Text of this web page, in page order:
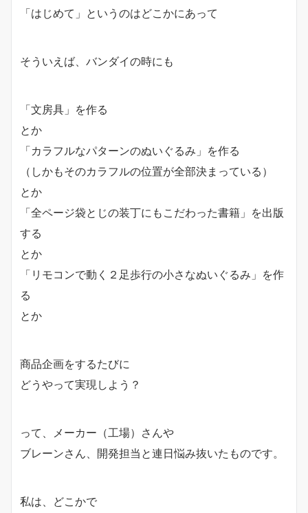
「はじめて」というのはどこかにあって
そういえば、バンダイの時にも
「文房具」を作る
とか
「カラフルなパターンのぬいぐるみ」を作る
（しかもそのカラフルの位置が全部決まっている）
とか
「全ページ袋とじの装丁にもこだわった書籍」を出版
する
とか
「リモコンで動く２足歩行の小さなぬいぐるみ」を作
る
とか
商品企画をするたびに
どうやって実現しよう？
って、メーカー（工場）さんや
ブレーンさん、開発担当と連日悩み抜いたものです。
私は、どこかで